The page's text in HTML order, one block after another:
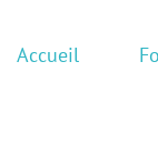
Accueil